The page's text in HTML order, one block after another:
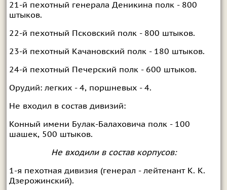
21-й пехотный генерала Деникина полк - 800
штыков.
22-й пехотный Псковский полк - 800 штыков.
23-й пехотный Качановский полк - 180 штыков.
24-й пехотный Печерский полк - 600 штыков.
Орудий: легких - 4, поршневых - 4.
Не входил в состав дивизий:
Конный имени Булак-Балаховича полк - 100
шашек, 500 штыков.
Не входили в состав корпусов:
1-я пехотная дивизия (генерал - лейтенант К. К.
Дзерожинский).